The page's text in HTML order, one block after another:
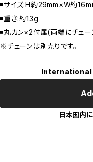
◾️サイズ:H約29mm×W約
◾️重さ:約13g
◾️丸カン×2付属(両端にチェ
※チェーンは別売りです。
International
日本国内